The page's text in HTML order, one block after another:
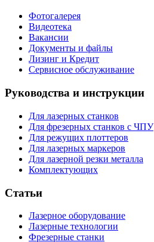
Фотогалерея
Видеотека
Вакансии
Документы и файлы
Лизинг и Кредит
Сервисное обслуживание
Руководства и инструкции
Для лазерных станков
Для фрезерных станков с ЧПУ
Для режущих плоттеров
Для лазерных маркеров
Для лазерной резки металла
Комплектующих
Статьи
Лазерное оборудование
Лазерные технологии
Фрезерные станки